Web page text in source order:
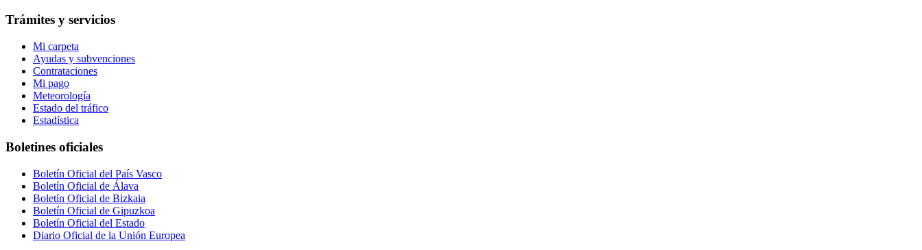
Trámites y servicios
Mi carpeta
Ayudas y subvenciones
Contrataciones
Mi pago
Meteorología
Estado del tráfico
Estadística
Boletines oficiales
Boletín Oficial del País Vasco
Boletín Oficial de Álava
Boletín Oficial de Bizkaia
Boletín Oficial de Gipuzkoa
Boletín Oficial del Estado
Diario Oficial de la Unión Europea